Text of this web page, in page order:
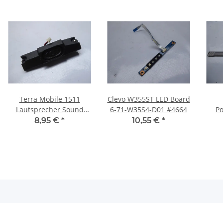
Terra Mobile 1511
Lautsprecher Sound
Speaker L #4663
8,95 € *
Clevo W355ST LED Board
6-71-W35S4-D01 #4664
10,55 € *